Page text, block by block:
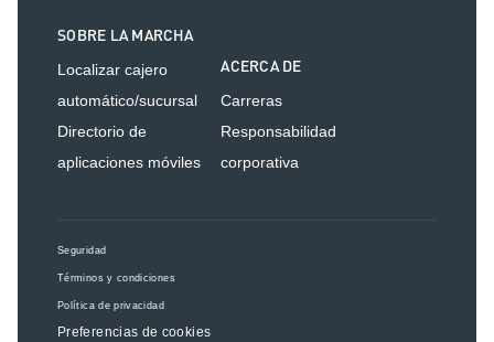
SOBRE LA MARCHA
Localizar cajero
automático/sucursal
Directorio de
aplicaciones móviles
ACERCA DE
Carreras
Responsabilidad
corporativa
Seguridad
Términos y condiciones
Política de privacidad
Preferencias de cookies